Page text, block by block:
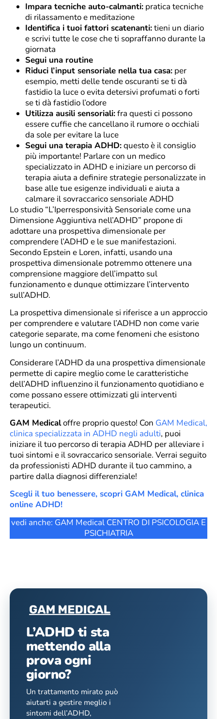
Impara tecniche auto-calmanti: pratica tecniche
di rilassamento e meditazione
Identifica i tuoi fattori scatenanti:tieni un diario
e scrivi tutte le cose che ti sopraffanno durante la
giornata
Segui una routine
Riduci l’input sensoriale nella tua casa: per
esempio, metti delle tende oscuranti se ti dà
fastidio la luce o evita detersivi profumati o forti
se ti dà fastidio l’odore
Utilizza ausili sensoriali:fra questi ci possono
essere cuffie che cancellano il rumore o occhiali
da sole per evitare la luce
Segui una terapia ADHD:questo è il consiglio
più importante! Parlare con un medico
specializzato in ADHD e iniziare un percorso di
terapia aiuta a definire strategie personalizzate in
base alle tue esigenze individuali e aiuta a
calmare il sovraccarico sensoriale ADHD
Lo studio “L’Iperresponsività Sensoriale come una
Dimensione Aggiuntiva nell’ADHD” propone di
adottare una prospettiva dimensionale per
comprendere l’ADHD e le sue manifestazioni.
Secondo Epstein e Loren, infatti, usando una
prospettiva dimensionale potremmo ottenere una
comprensione maggiore dell’impatto sul
funzionamento e dunque ottimizzare l’intervento
sull’ADHD.
La prospettiva dimensionale si riferisce a un approccio
per comprendere e valutare l’ADHD non come varie
categorie separate, ma come fenomeni che esistono
lungo un continuum.
Considerare l’ADHD da una prospettiva dimensionale
permette di capire meglio come le caratteristiche
dell’ADHD influenzino il funzionamento quotidiano e
come possano essere ottimizzati gli interventi
terapeutici.
GAM Medicaloffre proprio questo! Con GAM Medical,
clinica specializzata in ADHD negli adulti, puoi
iniziare il tuo percorso di terapia ADHD per alleviare i
tuoi sintomi e il sovraccarico sensoriale. Verrai seguito
da professionisti ADHD durante il tuo cammino, a
partire dalla diagnosi differenziale!
Scegli il tuo benessere, scopri GAM Medical, clinica
online ADHD!
vedi anche: GAM Medical CENTRO DI PSICOLOGIA E
PSICHIATRIA
L’ADHD ti sta
mettendo alla
prova ogni
giorno?
Un trattamento mirato può
aiutarti a gestire meglio i
sintomi dell’ADHD,